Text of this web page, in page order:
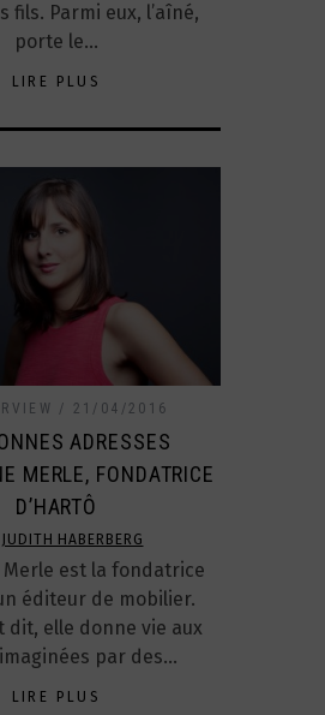
fils. Parmi eux, l’aîné,
porte le…
LIRE PLUS
21/04/2016
ADRESSES
MERLE, FONDATRICE
D’HARTÔ
JUDITH HABERBERG
est la fondatrice
éditeur de mobilier.
dit, elle donne vie aux
par des…
LIRE PLUS